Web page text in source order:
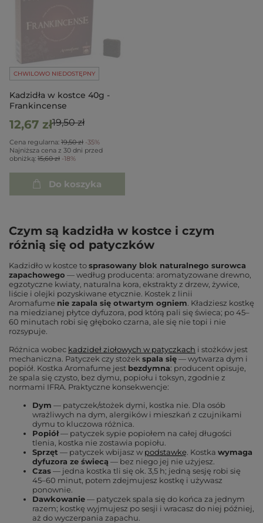
CHWILOWO NIEDOSTĘPNY
Kadzidła w kostce 40g -
Frankincense
12,67 zł19,50 zł
Cena regularna: 19,50 zł -35%
Najniższa cena z 30 dni przed
obniżką: 15,60 zł -18%
Do koszyka
Czym są kadzidła w kostce i czym
różnią się od patyczków
Kadzidło w kostce tosprasowany blok naturalnego surowca
zapachowego — według producenta: aromatyzowane drewno,
egzotyczne kwiaty, naturalna kora, ekstrakty z drzew, żywice,
liście i olejki pozyskiwane etycznie. Kostek z linii
Aromafume nie zapala się otwartym ogniem. Kładziesz kostkę
na miedzianej płytce dyfuzora, pod którą pali się świeca; po 45–
60 minutach robi się głęboko czarna, ale się nie topi i nie
rozsypuje.
Różnica wobec kadzideł ziołowych w patyczkach i stożków jest
mechaniczna. Patyczek czy stożek spala się— wytwarza dym i
popiół. Kostka Aromafume jest bezdymna: producent opisuje,
że spala się czysto, bez dymu, popiołu i toksyn, zgodnie z
normami IFRA. Praktyczne konsekwencje:
Dym — patyczek/stożek dymi, kostka nie. Dla osób
wrażliwych na dym, alergików i mieszkań z czujnikami
dymu to kluczowa różnica.
Popiół— patyczek sypie popiołem na całej długości
tlenia, kostka nie zostawia popiołu.
Sprzęt — patyczek wbijasz w podstawkę. Kostka wymaga
dyfuzora ze świecą — bez niego jej nie użyjesz.
Czas— jedna kostka tli się ok. 3,5 h; jedną sesję robi się
45–60 minut, potem zdejmujesz kostkę i używasz
ponownie.
Dawkowanie— patyczek spala się do końca za jednym
razem; kostkę wyjmujesz po sesji i wracasz do niej później,
aż do wyczerpania zapachu.